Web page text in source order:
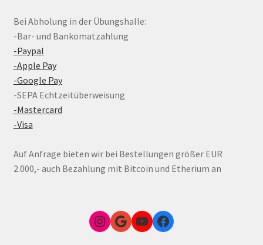
Bei Abholung in der Übungshalle:
-Bar- und Bankomatzahlung
-Paypal
-Apple Pay
-Google Pay
-SEPA Echtzeitüberweisung
-Mastercard
-Visa
Auf Anfrage bieten wir bei Bestellungen größer EUR
2.000,- auch Bezahlung mit Bitcoin und Etherium an
Instagram
Google Link zum FunShop WienYouTubeFacebook